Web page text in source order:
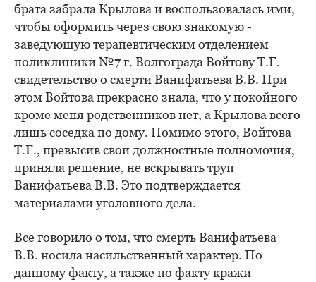
брата забрала Крылова и воспользовалась ими,
чтобы оформить через свою знакомую -
заведующую терапевтическим отделением
поликлиники №7 г. Волгограда Войтову Т.Г.
свидетельство о смерти Ванифатьева В.В. При
этом Войтова прекрасно знала, что у покойного
кроме меня родственников нет, а Крылова всего
лишь соседка по дому. Помимо этого, Войтова
Т.Г., превысив свои должностные полномочия,
приняла решение, не вскрывать труп
Ванифатьева В.В. Это подтверждается
материалами уголовного дела.
Все говорило о том, что смерть Ванифатьева
В.В. носила насильственный характер. По
данному факту, а также по факту кражи